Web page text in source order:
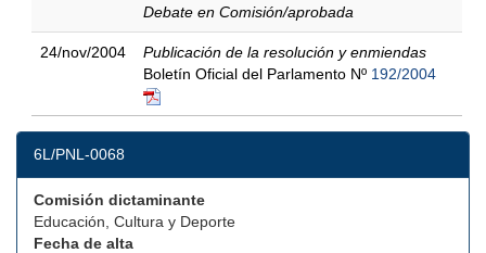
Debate en Comisión/aprobada
24/nov/2004
Publicación de la resolución y enmiendas
Boletín Oficial del Parlamento Nº 192/2004
6L/PNL-0068
Comisión dictaminante
Educación, Cultura y Deporte
Fecha de alta